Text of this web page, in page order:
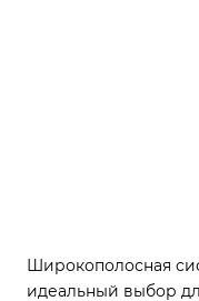
Широкополосная
идеальный выбор